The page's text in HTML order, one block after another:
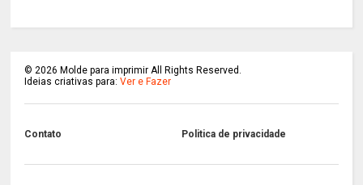
©2026 Molde para imprimir All Rights Reserved.
Ideias criativas para:Ver e Fazer
Contato Politica de privacidade